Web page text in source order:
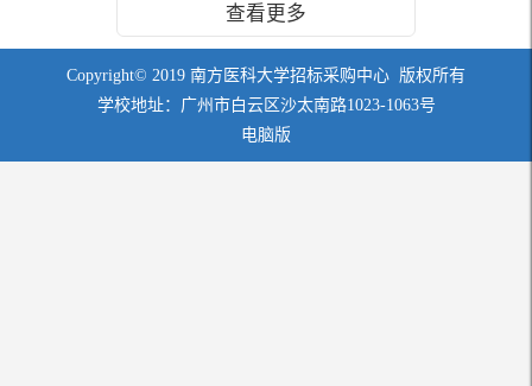
查看更多
Copyright© 2019 南方医科大学招标采购中心 版权所有
学校地址：广州市白云区沙太南路1023-1063号
电脑版